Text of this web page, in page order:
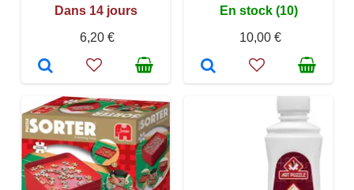
Dans 14 jours
6,20 €
En stock (10)
10,00 €